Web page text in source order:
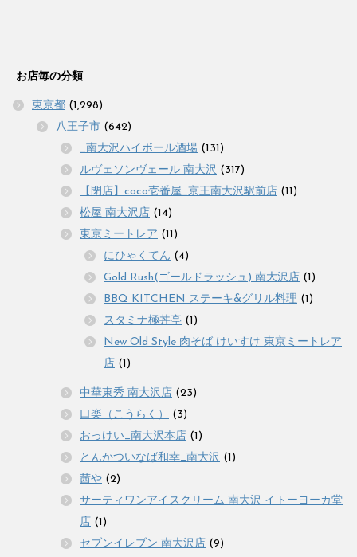
お店毎の分類
東京都 (1,298)
八王子市 (642)
_南大沢ハイボール酒場 (131)
ルヴェソンヴェール 南大沢 (317)
【閉店】coco壱番屋_京王南大沢駅前店 (11)
松屋 南大沢店 (14)
東京ミートレア (11)
にひゃくてん (4)
Gold Rush(ゴールドラッシュ) 南大沢店 (1)
BBQ KITCHEN ステーキ&グリル料理 (1)
スタミナ極丼亭 (1)
New Old Style 肉そば けいすけ 東京ミートレア
店 (1)
中華東秀 南大沢店 (23)
口楽（こうらく）
(3)
おっけい_南大沢本店 (1)
とんかついなば和幸_南大沢 (1)
茜や (2)
サーティワンアイスクリーム 南大沢 イトーヨーカ堂
店 (1)
セブンイレブン 南大沢店 (9)